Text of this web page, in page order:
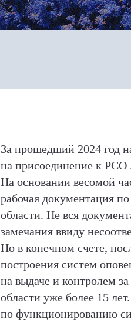
За прошедший 2024 год
на присоединение к РСО
На основании весомой
рабочая документация
области. Не вся
замечания ввиду
Но в конечном счете,
построения систем
на выдаче и контролем
области уже более 15
по функционированию